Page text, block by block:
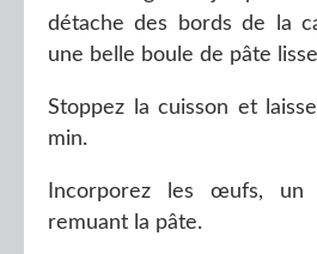
détache des bords de la
une belle boule de pâte
Stoppez la cuisson et
min.
Incorporez les œufs,
remuant la pâte.